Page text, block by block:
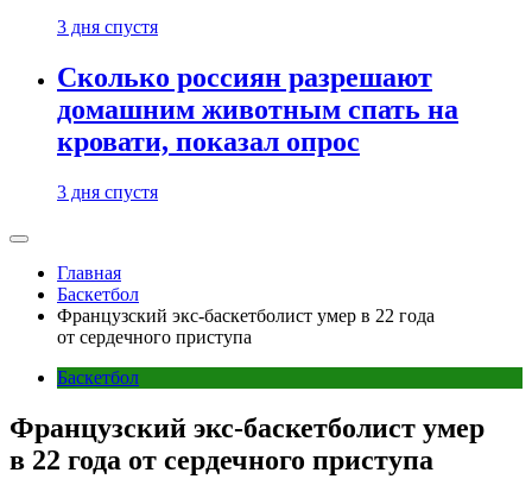
3 дня спустя
Сколько россиян разрешают
домашним животным спать на
кровати, показал опрос
3 дня спустя
Главная
Баскетбол
Французский экс-баскетболист умер в 22 года
от сердечного приступа
Баскетбол
Французский экс-баскетболист умер
в 22 года от сердечного приступа